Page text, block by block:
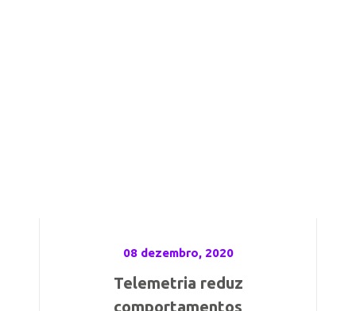
08 dezembro, 2020
Telemetria reduz
comportamentos